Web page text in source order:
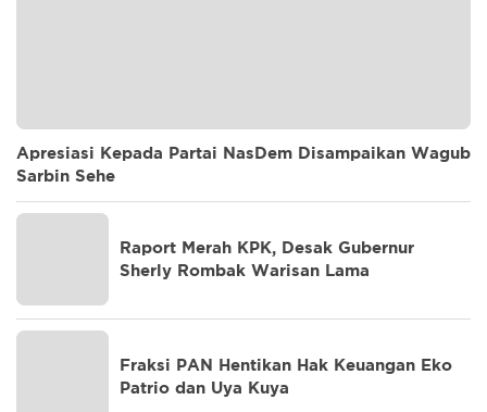
Apresiasi Kepada Partai NasDem Disampaikan Wagub
Sarbin Sehe
Raport Merah KPK, Desak Gubernur
Sherly Rombak Warisan Lama
Fraksi PAN Hentikan Hak Keuangan Eko
Patrio dan Uya Kuya